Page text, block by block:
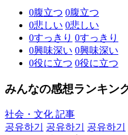
0腹立つ 0腹立つ
0悲しい 0悲しい
0すっきり 0すっきり
0興味深い 0興味深い
0役に立つ 0役に立つ
みんなの感想ランキン
社会・文化 記事
공유하기
공유하기 공유하기